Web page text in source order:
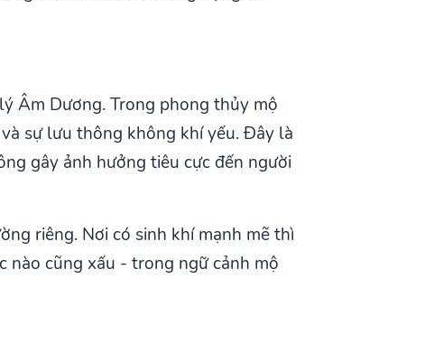
Âm Dương. Trong phong thủy mộ
sự lưu thông không khí yếu. Đây là
gây ảnh hưởng tiêu cực đến người
riêng. Nơi có sinh khí mạnh mẽ thì
nào cũng xấu - trong ngữ cảnh mộ